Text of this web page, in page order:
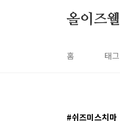
올이즈
홈 태그
쉬즈미스치마